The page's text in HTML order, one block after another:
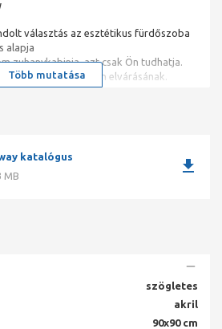
választás az esztétikus fürdőszoba
alapja
zuhanykabinja, azt csak Ön tudhatja.
eleget tenni minden elvárásának.
ejtően sokféle zuhanytálca
variációk között biztosan
leginkább passzoló zuhanytálcát.
Több mutatása
katalógus
MB
download
szögletes
akril
90x90 cm